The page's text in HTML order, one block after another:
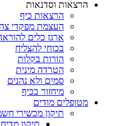
הרצאות וסדנאות
הרצאות כיף
העצמת מפקדי
ארגז כלים
בכוחי להצליח
הורות בקלות
הטרדה מינית
סמים ולא נהנים
מיחזור בכיף
מטופלים מודים
תיקון מכשירי
תיקון